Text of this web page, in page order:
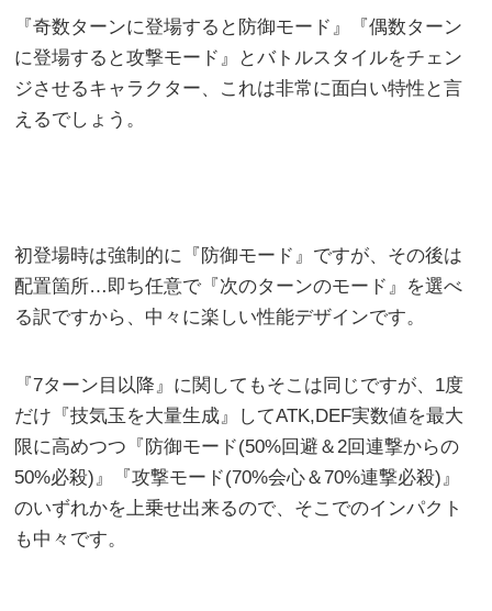
『奇数ターンに登場すると防御モード』『偶数ターン
に登場すると攻撃モード』とバトルスタイルをチェン
ジさせるキャラクター、これは非常に面白い特性と言
えるでしょう。
初登場時は強制的に『防御モード』ですが、その後は
配置箇所…即ち任意で『次のターンのモード』を選べ
る訳ですから、中々に楽しい性能デザインです。
『7ターン目以降』に関してもそこは同じですが、1度
だけ『技気玉を大量生成』してATK,DEF実数値を最大
限に高めつつ『防御モード(50%回避＆2回連撃からの
50%必殺)』『攻撃モード(70%会心＆70%連撃必殺)』
のいずれかを上乗せ出来るので、そこでのインパクト
も中々です。